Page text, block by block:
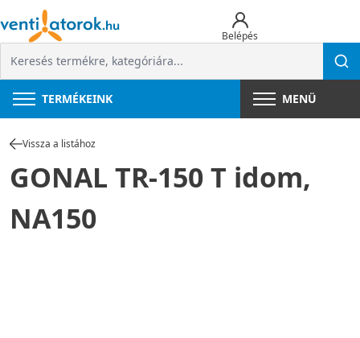
Belépés
TERMÉKEINK MENÜ
Vissza a listához
GONAL TR-150 T idom,
NA150